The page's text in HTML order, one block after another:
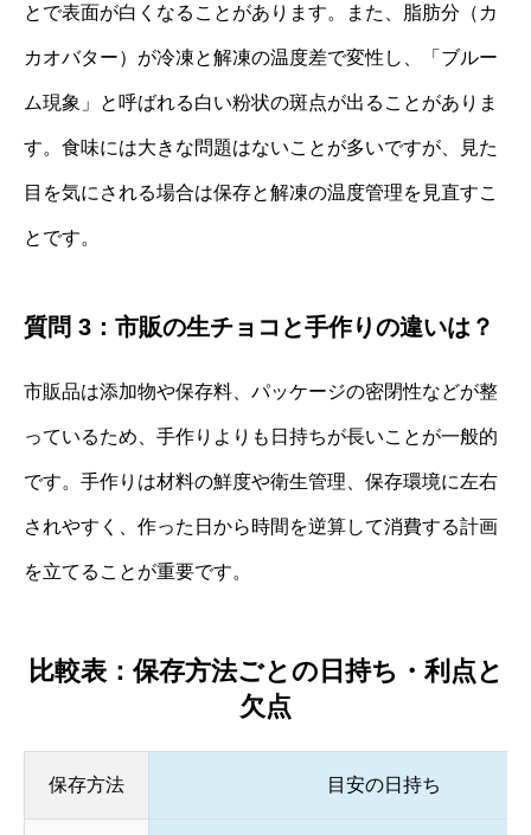
とで表面が白くなることがあります。また、脂肪分（カ
カオバター）が冷凍と解凍の温度差で変性し、「ブルー
ム現象」と呼ばれる白い粉状の斑点が出ることがありま
す。食味には大きな問題はないことが多いですが、見た
目を気にされる場合は保存と解凍の温度管理を見直すこ
とです。
質問 3：市販の生チョコと手作りの違いは？
市販品は添加物や保存料、パッケージの密閉性などが整
っているため、手作りよりも日持ちが長いことが一般的
です。手作りは材料の鮮度や衛生管理、保存環境に左右
されやすく、作った日から時間を逆算して消費する計画
を立てることが重要です。
比較表：保存方法ごとの日持ち・利点と
欠点
保存方法 目安の日持ち